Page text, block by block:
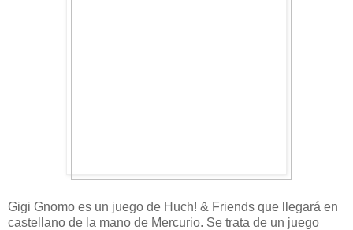
Gigi Gnomo es un juego de Huch! & Friends que llegará en
castellano de la mano de Mercurio. Se trata de un juego